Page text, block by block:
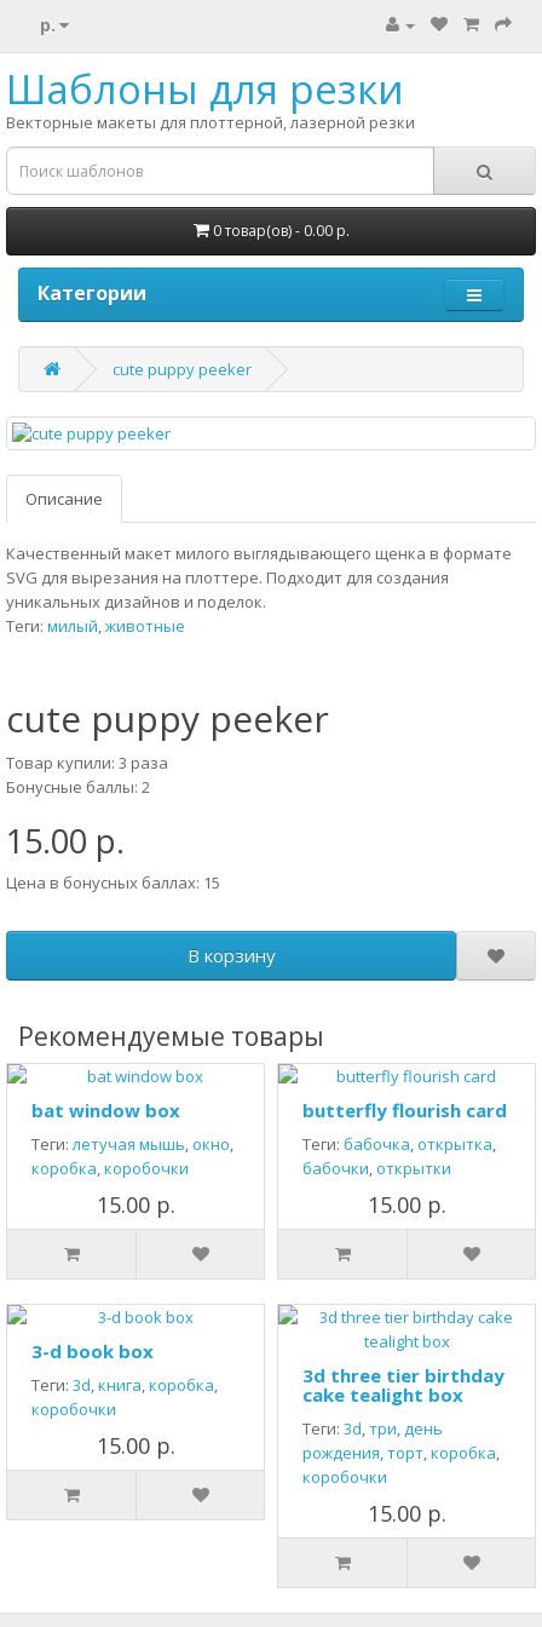
р.
Шаблоны для резки
Векторные макеты для плоттерной, лазерной резки
0 товар(ов) - 0.00 р.
Категории
cute puppy peeker
Описание
Качественный макет милого выглядывающего щенка в формате
SVG для вырезания на плоттере. Подходит для создания
уникальных дизайнов и поделок.
Теги: милый,животные
cute puppy peeker
Товар купили: 3 раза
Бонусные баллы: 2
15.00 р.
Цена в бонусных баллах: 15
В корзину
Рекомендуемые товары
bat window box
Теги:летучая мышь,окно,
коробка,коробочки
15.00 р.
butterfly flourish card
Теги: бабочка,открытка,
бабочки,открытки
15.00 р.
3-d book box
Теги: 3d,книга,коробка,
коробочки
15.00 р.
3d three tier birthday
cake tealight box
Теги: 3d,три,день
рождения,торт,коробка,
коробочки
15.00 р.